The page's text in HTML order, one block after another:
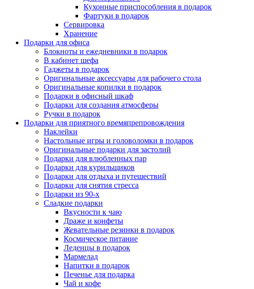
Кухонные приспособления в подарок
Фартуки в подарок
Сервировка
Хранение
Подарки для офиса
Блокноты и ежедневники в подарок
В кабинет шефа
Гаджеты в подарок
Оригинальные аксессуары для рабочего стола
Оригинальные копилки в подарок
Подарки в офисный шкаф
Подарки для создания атмосферы
Ручки в подарок
Подарки для приятного времяпрепровождения
Наклейки
Настольные игры и головоломки в подарок
Оригинальные подарки для застолий
Подарки для влюбленных пар
Подарки для курильщиков
Подарки для отдыха и путешествий
Подарки для снятия стресса
Подарки из 90-х
Сладкие подарки
Вкусности к чаю
Драже и конфеты
Жевательные резинки в подарок
Космическое питание
Леденцы в подарок
Мармелад
Напитки в подарок
Печенье для подарка
Чай и кофе